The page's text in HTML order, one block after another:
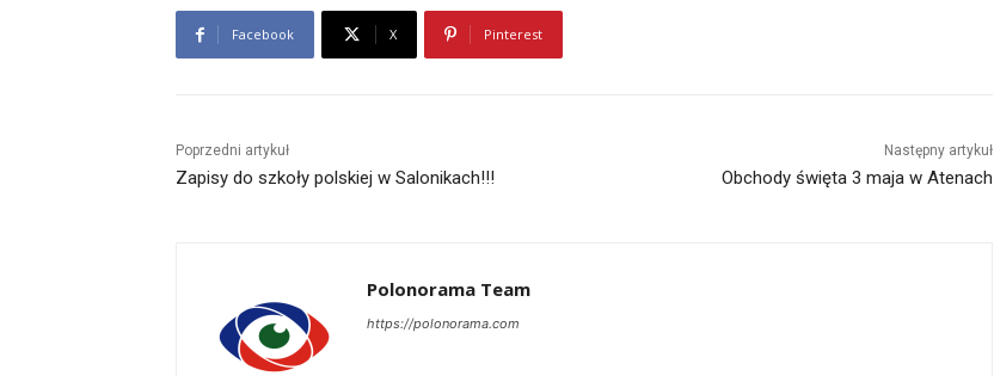
Facebook X Pinterest
Poprzedni artykuł
Zapisy do szkoły polskiej w Salonikach!!!
Następny artykuł
Obchody święta 3 maja w Atenach
Polonorama Team
https://polonorama.com